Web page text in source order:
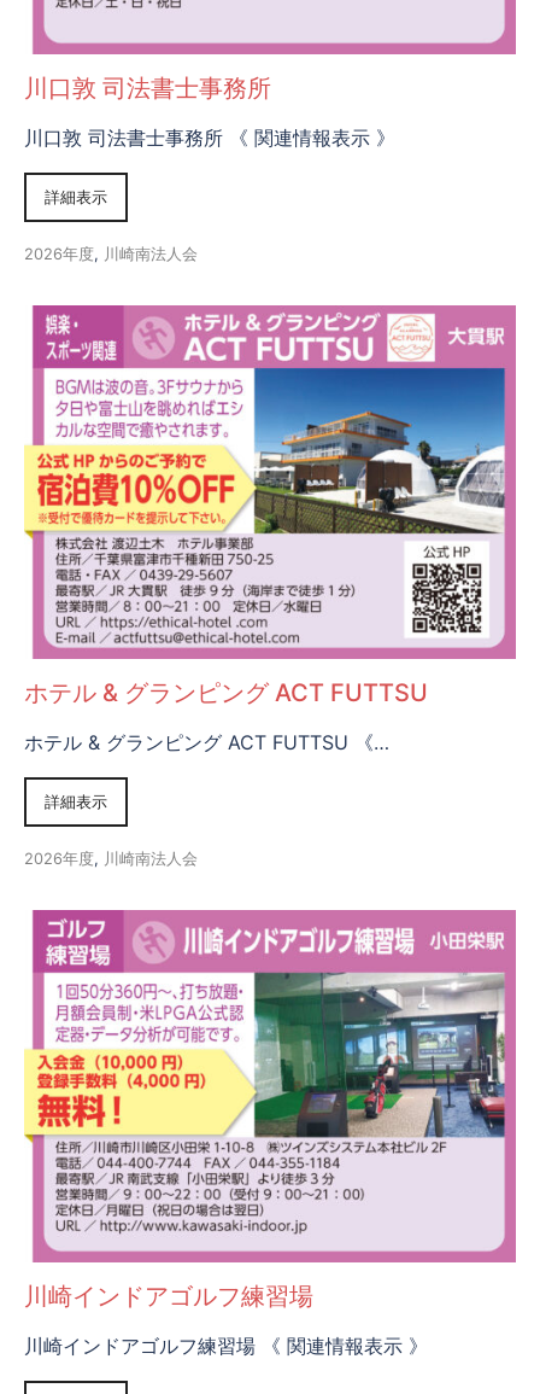
川口敦 司法書士事務所
川口敦 司法書士事務所 《 関連情報表示 》
詳細表示
2026年度, 川崎南法人会
ホテル & グランピング ACT FUTTSU
ホテル & グランピング ACT FUTTSU 《…
詳細表示
2026年度, 川崎南法人会
川崎インドアゴルフ練習場
川崎インドアゴルフ練習場 《 関連情報表示 》